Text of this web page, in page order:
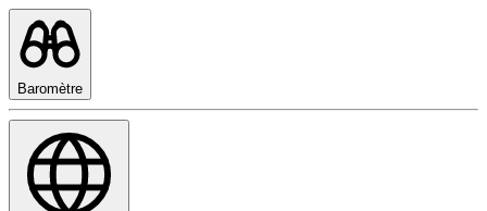
Baromètre